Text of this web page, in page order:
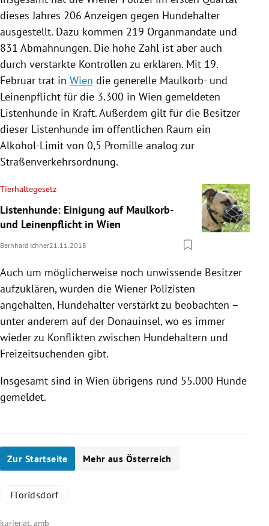
dieses Jahres 206 Anzeigen gegen Hundehalter
ausgestellt. Dazu kommen 219 Organmandate und
831 Abmahnungen. Die hohe Zahl ist aber auch
durch verstärkte Kontrollen zu erklären. Mit 19.
Februar trat in Wien die generelle Maulkorb- und
Leinenpflicht für die 3.300 in Wien gemeldeten
Listenhunde in Kraft. Außerdem gilt für die Besitzer
dieser Listenhunde im öffentlichen Raum ein
Alkohol-Limit von 0,5 Promille analog zur
Straßenverkehrsordnung.
Tierhaltegesetz
Listenhunde: Einigung auf Maulkorb-
und Leinenpflicht in Wien
Bernhard Ichner21.11.2018
Auch um möglicherweise noch unwissende Besitzer
aufzuklären, wurden die Wiener Polizisten
angehalten, Hundehalter verstärkt zu beobachten –
unter anderem auf der Donauinsel, wo es immer
wieder zu Konflikten zwischen Hundehaltern und
Freizeitsuchenden gibt.
Insgesamt sind in Wien übrigens rund 55.000 Hunde
gemeldet.
Zur Startseite Mehr aus Österreich
Floridsdorf
kurier.at, amb